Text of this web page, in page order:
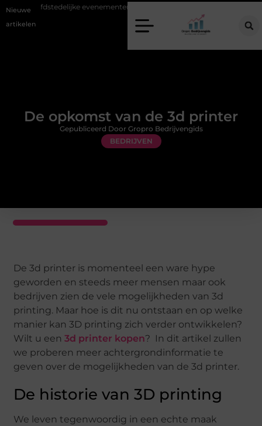
Nieuwe
artikelen
hoofdstedelijke evenementen
De opkomst van de 3d printer
BEDRIJVEN
Gepubliceerd Door Gropro Bedrijvengids
De 3d printer is momenteel een ware hype
geworden en steeds meer mensen maar ook
bedrijven zien de vele mogelijkheden van 3d
printing. Maar hoe is dit nu ontstaan en op welke
manier kan 3D printing zich verder ontwikkelen?
Wilt u een3d printer kopen? In dit artikel zullen
we proberen meer achtergrondinformatie te
geven over de mogelijkheden van de 3d printer.
De historie van 3D printing
We leven tegenwoordig in een echte maak